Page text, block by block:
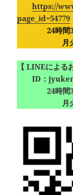
https://
page_id=54779
24時間365
月
【 LINEによる
ID：
24時間365
月火水木